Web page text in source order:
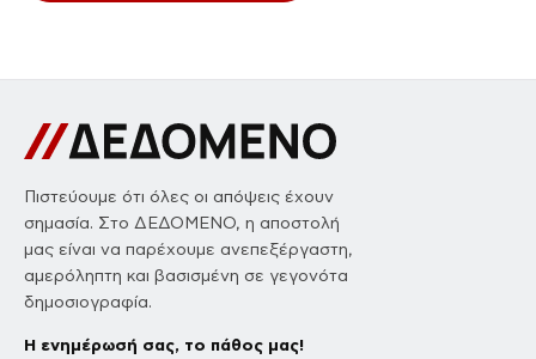
Πιστεύουμε ότι όλες οι απόψεις έχουν
σημασία. Στο ΔΕΔΟΜΕΝΟ, η αποστολή
μας είναι να παρέχουμε ανεπεξέργαστη,
αμερόληπτη και βασισμένη σε γεγονότα
δημοσιογραφία.
Η ενημέρωσή σας, το πάθος μας!